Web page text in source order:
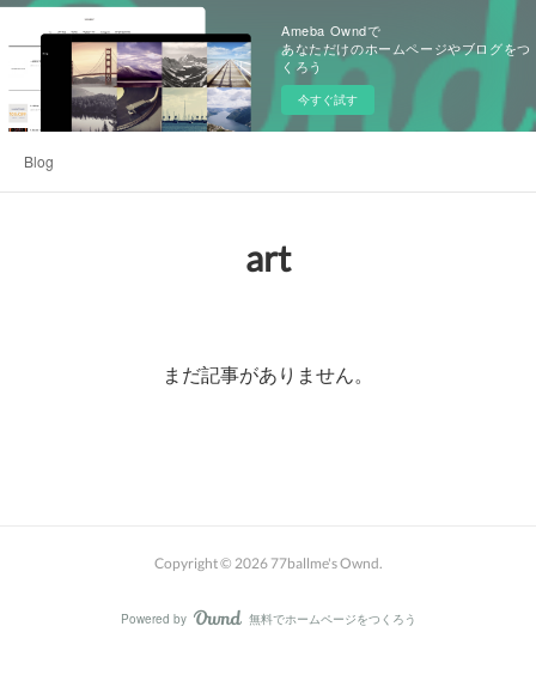
Ameba Owndで
あなただけのホームページやブログをつ
くろう
今すぐ試す
Blog
art
まだ記事がありません。
Copyright © 2026 77ballme's Ownd.
Powered by AmebaOwnd
無料でホームページをつくろう